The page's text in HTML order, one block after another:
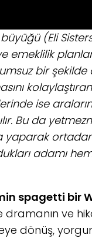
(Eli
emeklilik
bir
ise
Bu da
yaparak
adamı
spagetti bir
dramanın ve
dönüş,